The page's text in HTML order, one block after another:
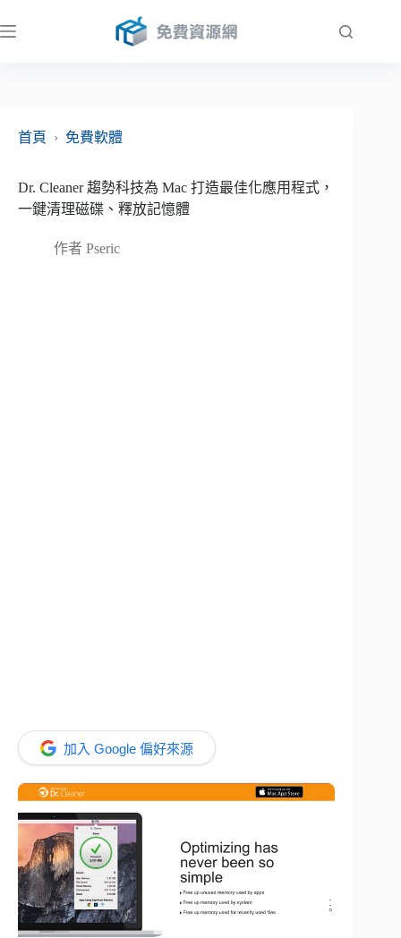
至
首頁
› 免費軟體
Dr. Cleaner 趨勢科技為 Mac 打造最佳化應用程式，
一鍵清理磁碟、釋放記憶體
作者 Pseric
加入 Google 偏好來源